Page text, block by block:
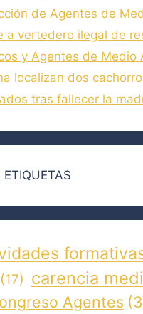
de Agentes de
a vertedero ilegal de
y Agentes de Medio
localizan dos
tras fallecer la
ETIQUETAS
(17) carencia
Agentes